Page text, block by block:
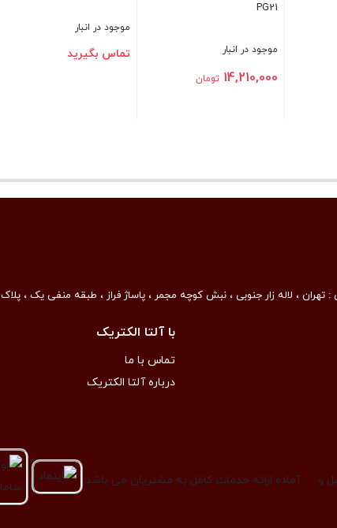
PG21
موجود در انبار
14,210,000 تومان
موجود در انبار
تماس بگیرید
تهران ، لاله زار جنوبی ، نبش کوچه مجمر ، پاساژ فراز ، طبقه منفی یک ، پلاک 20
با آلتا الکتریک
تماس با ما
درباره آلتا الکتریک
و … آماده ارائه خدمات کامل به مشتریان می باشد.